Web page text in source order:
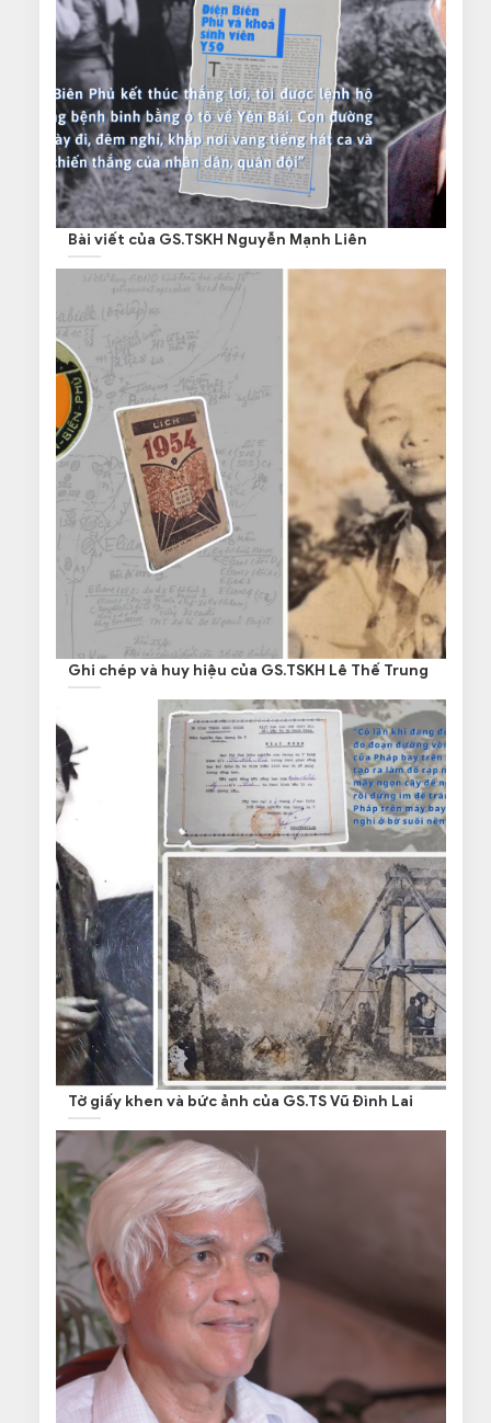
Bài viết của GS.TSKH Nguyễn Mạnh Liên
Ghi chép và huy hiệu của GS.TSKH Lê Thế Trung
Tờ giấy khen và bức ảnh của GS.TS Vũ Đình Lai